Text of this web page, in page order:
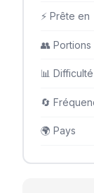
⚡ Prête en
👥 Portions
📊 Difficulté
🔄
🌍 Pays